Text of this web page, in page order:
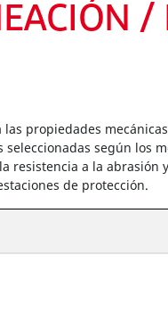
/
propiedades
según los
resistencia a la
de protección.